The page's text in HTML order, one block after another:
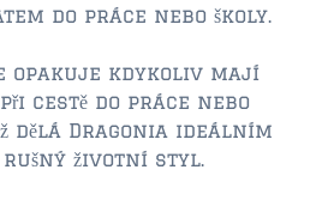
do práce nebo školy.
opakuje kdykoliv mají
cestě do práce nebo
dělá Dragonia ideálním
životní styl.